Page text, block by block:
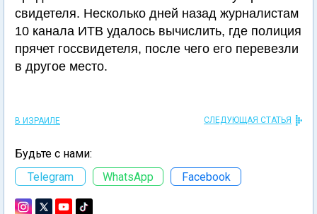
свидетеля. Несколько дней назад журналистам
10 канала ИТВ удалось вычислить, где полиция
прячет госсвидетеля, после чего его перевезли
в другое место.
В ИЗРАИЛЕ СЛЕДУЮЩАЯ СТАТЬЯ
Будьте с нами:
Telegram
WhatsApp Facebook